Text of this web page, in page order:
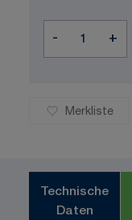
- +
Merkliste
Technische
Daten